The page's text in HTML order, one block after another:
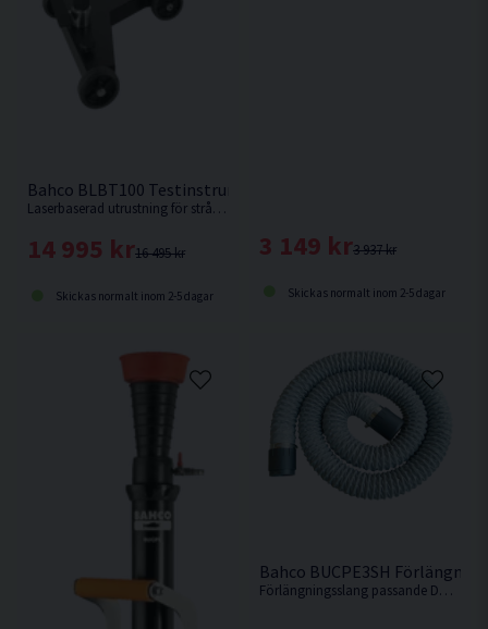
Bahco BLBT100 Testinstrument för Strålkastare
Laserbaserad utrustning för strålkastartestning/-inställning
16 495 kr
14 995 kr
Skickas normalt inom 2-5 dagar
3 937 kr
3 149 kr
Skickas normalt inom 2-5 dagar
Bahco BUCPE3SH
Förlängningsslang passande DUCPE i 3m längd